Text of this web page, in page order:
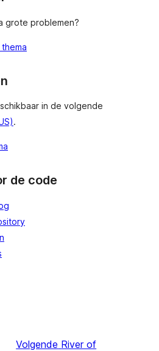
grote problemen?
in de volgende
.
de code
Volgende River of